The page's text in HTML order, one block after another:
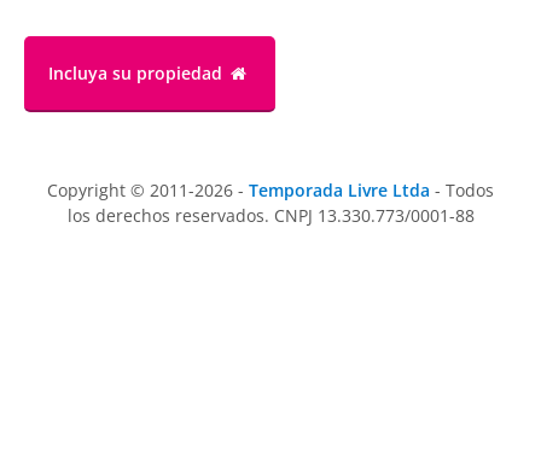
Incluya su propiedad
Copyright © 2011-2026 - Temporada Livre Ltda - Todos
los derechos reservados. CNPJ 13.330.773/0001-88